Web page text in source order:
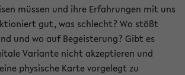
müssen und ihre Erfahrungen mit uns
gut, was schlecht? Wo stößt
und wo auf Begeisterung? Gibt es
Variante nicht akzeptieren und
physische Karte vorgelegt zu